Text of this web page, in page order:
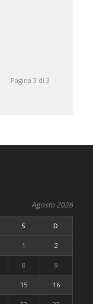
Pagina 3 di 3
Agosto 2026
S D
1 2
8 9
15 16